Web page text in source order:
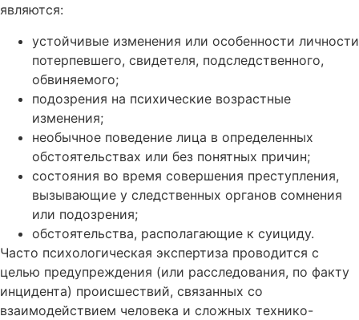
являются:
устойчивые изменения или особенности личности
потерпевшего, свидетеля, подследственного,
обвиняемого;
подозрения на психические возрастные
изменения;
необычное поведение лица в определенных
обстоятельствах или без понятных причин;
состояния во время совершения преступления,
вызывающие у следственных органов сомнения
или подозрения;
обстоятельства, располагающие к суициду.
Часто психологическая экспертиза проводится с
целью предупреждения (или расследования, по факту
инцидента) происшествий, связанных со
взаимодействием человека и сложных технико-